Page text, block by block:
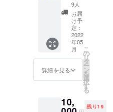
□ スケートス
□ Ice Cross
Downhill（ア
イススケー
ト競技）日
本代表
ジナル
イラス
トを予
定して
います
（画像
はサン
プルデ
ザイン
のポス
トカー
カー２
枚」を
お届け
させて
いただ
きま
す。
「ポス
トカー
ド」は
ターと
しても
9人
お届
け予
定：
2022
年05
月
詳細を見る
こ
の
リ
タ
ー
ン
を
選
択
す
る
10, 残り19